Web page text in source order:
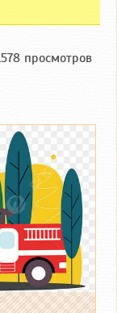
просмотров